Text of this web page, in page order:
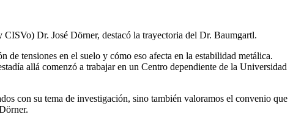
Dr. José Dörner, destacó la trayectoria del Dr. Baumgartl.
tensiones en el suelo y cómo eso afecta en la estabilidad metálica.
allá comenzó a trabajar en un Centro dependiente de la Universidad
con su tema de investigación, sino también valoramos el convenio que